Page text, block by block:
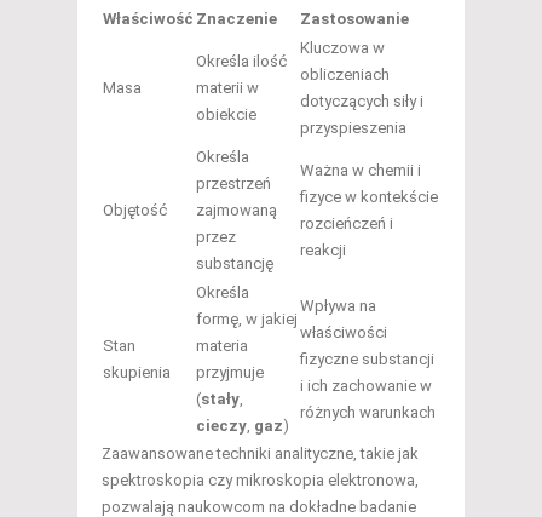
Właściwość Znaczenie Zastosowanie
Masa
Określa ilość
materii w
obiekcie
Kluczowa w
obliczeniach
dotyczących siły i
przyspieszenia
Objętość
Określa
przestrzeń
zajmowaną
przez
substancję
Ważna w chemii i
fizyce w kontekście
rozcieńczeń i
reakcji
Stan
skupienia
Określa
formę, w jakiej
materia
przyjmuje
(stały
cieczy gaz)
Wpływa na
właściwości
fizyczne substancji
i ich zachowanie w
różnych warunkach
Zaawansowane techniki analityczne, takie jak
spektroskopia czy mikroskopia elektronowa,
pozwalają naukowcom na dokładne badanie